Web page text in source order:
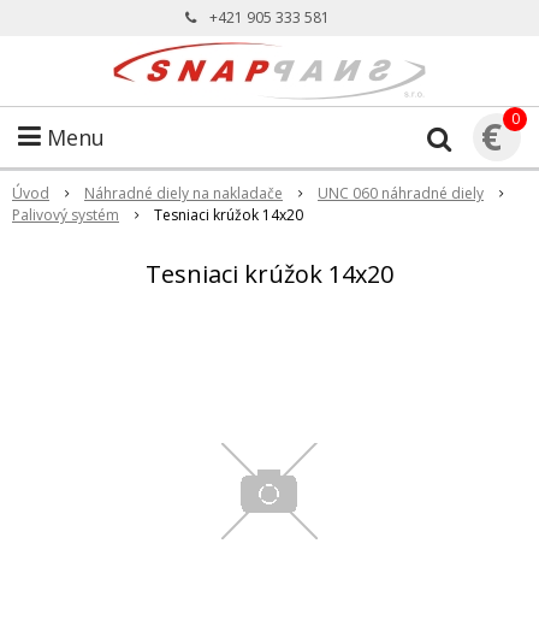
+421 905 333 581
Menu € 0
Úvod Náhradné diely na nakladače
UNC 060 náhradné diely
Palivový systém
Tesniaci krúžok 14x20
Tesniaci krúžok 14x20